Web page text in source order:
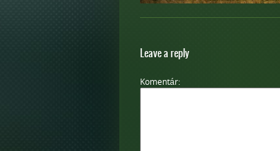
Leave a reply
Komentár